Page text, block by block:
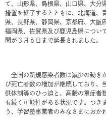
て、山形県、島根県、山口県、大分
措置を終了するとともに、北海道、
県、長野県、静岡県、京都府、大阪
福岡県、佐賀県及び鹿児島県につい
間が３月６日まで延長されました。
全国の新規感染者数は減少の動き
び死亡者数の増加が継続しており、
供体制等のひっ迫と、高齢の重症者
も続く可能性がある状況です。つき
う、学習塾事業者のみなさまにおか